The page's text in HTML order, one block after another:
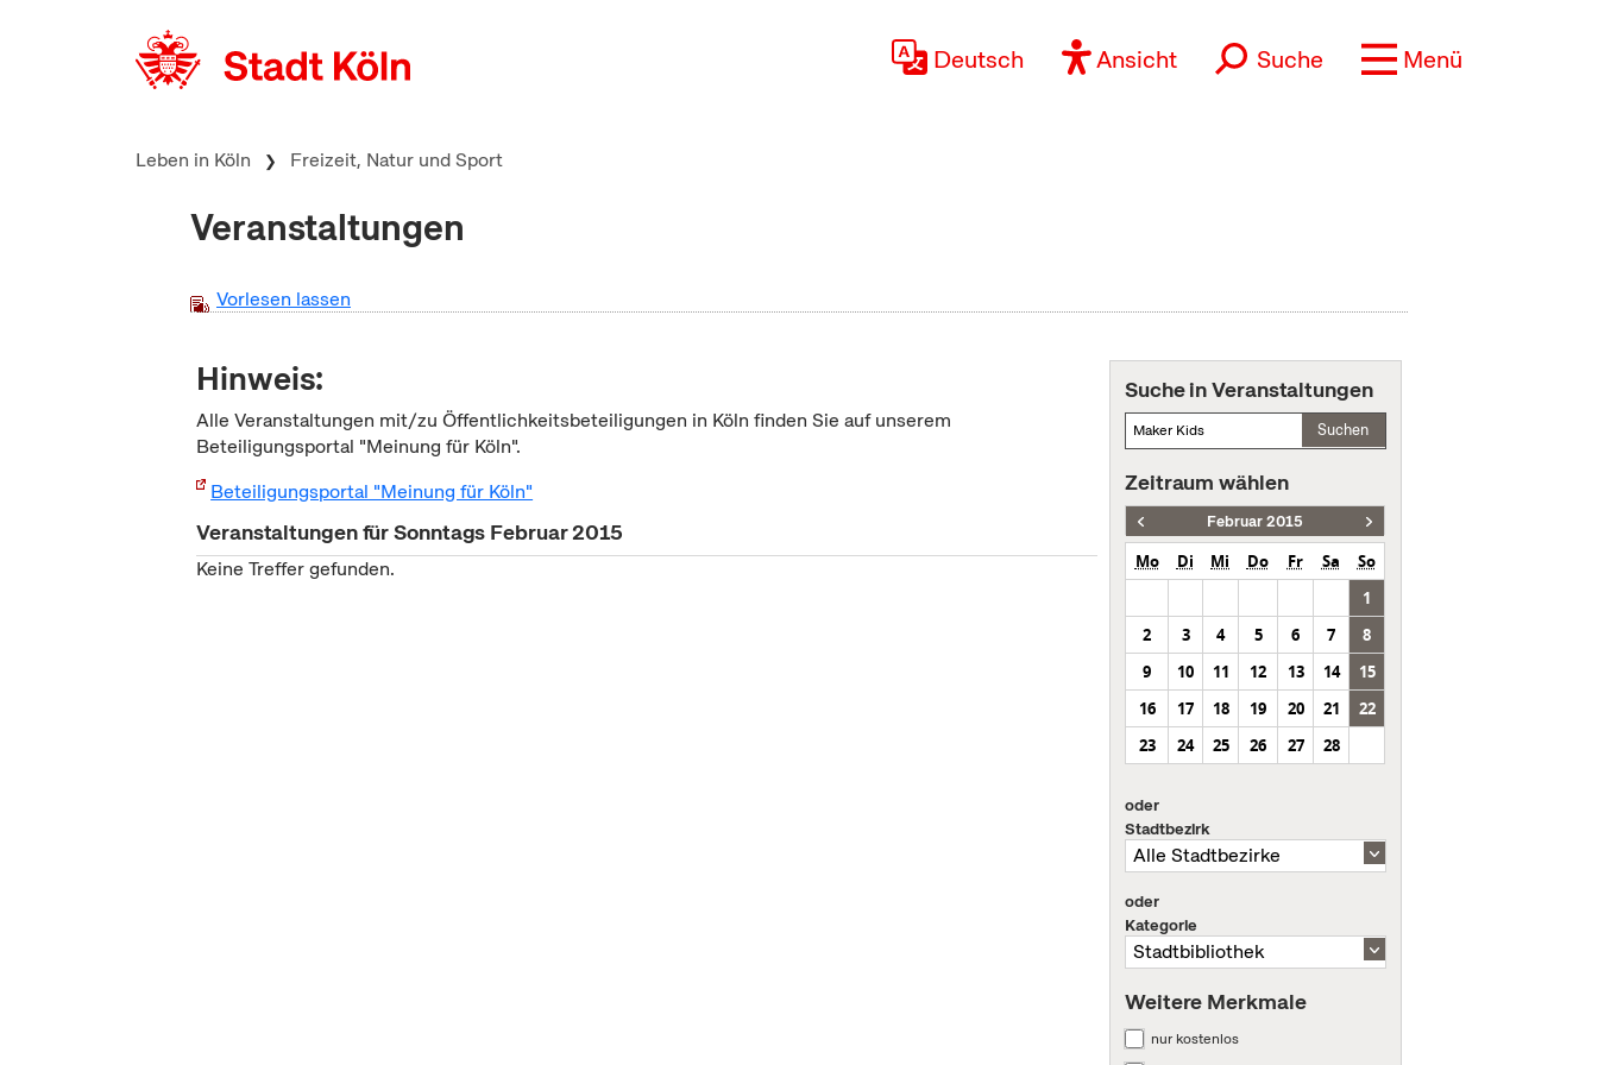
Deutsch Ansicht Suche Menü
Leben in Köln Freizeit, Natur und Sport
Veranstaltungen
Vorlesen lassen
Hinweis:
Alle Veranstaltungen mit/zu Öffentlichkeitsbeteiligungen in Köln finden Sie auf unserem
Beteiligungsportal "Meinung für Köln".
Beteiligungsportal "Meinung für Köln"
Veranstaltungen für Sonntags Februar 2015
Keine Treffer gefunden.
Suche in Veranstaltungen
Suchen
Zeitraum wählen
Februar 2015
Mo Di Mi Do Fr Sa
So
1
2
3 4 5 6 7
8
9
10 11 12 13 14
15
16
17 18 19 20 21
22
23
24 25 26 27 28
oder
Stadtbezirk
oder
Kategorie
Weitere Merkmale
nur kostenlos